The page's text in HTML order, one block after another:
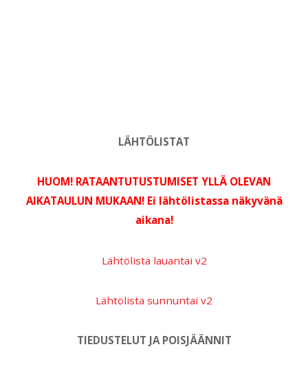
LÄHTÖLISTAT
HUOM! RATAANTUTUSTUMISET YLLÄ OLEVAN
AIKATAULUN MUKAAN! Ei lähtölistassa näkyvänä
aikana!
Lähtölista lauantai v2
Lähtölista sunnuntai v2
TIEDUSTELUT JA POISJÄÄNNIT